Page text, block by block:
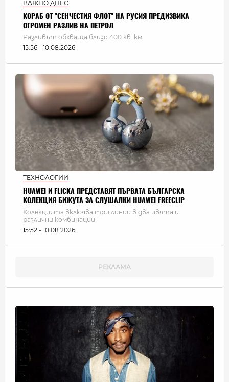
ВАЖНО ДНЕС
КОРАБ ОТ "СЕНЧЕСТИЯ ФЛОТ" НА РУСИЯ ПРЕДИЗВИКА
ОГРОМЕН РАЗЛИВ НА ПЕТРОЛ
Разливът обхваща близо 400 кв. км.
15:56 - 10.08.2026
ТЕХНОЛОГИИ
HUAWEI И FLICKA ПРЕДСТАВЯТ ПЪРВАТА БЪЛГАРСКА
КОЛЕКЦИЯ БИЖУТА ЗА СЛУШАЛКИ HUAWEI FREECLIP
Колекцията включва три линии в два цвята и
различни комбинации
15:52 - 10.08.2026